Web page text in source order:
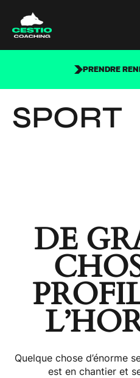
PRENDRE
SPORT
DE
Quelque chose d’énorme
est en chantier et